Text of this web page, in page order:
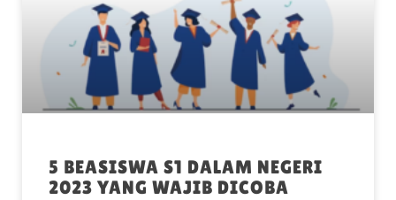
5 BEASISWA S1 DALAM NEGERI
2023 YANG WAJIB DICOBA